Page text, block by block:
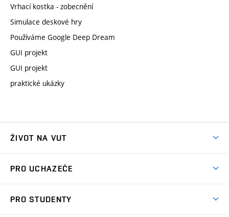
Vrhací kostka - zobecnění
Simulace deskové hry
Používáme Google Deep Dream
GUI projekt
GUI projekt
praktické ukázky
ŽIVOT NA VUT
Koleje
PRO UCHAZEČE
PRO STUDENTY